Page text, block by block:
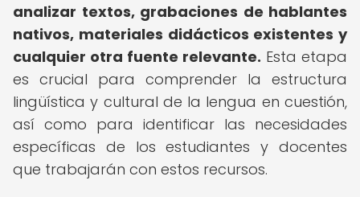
analizar textos, grabaciones de hablantes
nativos, materiales didácticos existentes y
cualquier otra fuente relevante. Esta etapa
es crucial para comprender la estructura
lingüística y cultural de la lengua en cuestión,
así como para identificar las necesidades
específicas de los estudiantes y docentes
que trabajarán con estos recursos.